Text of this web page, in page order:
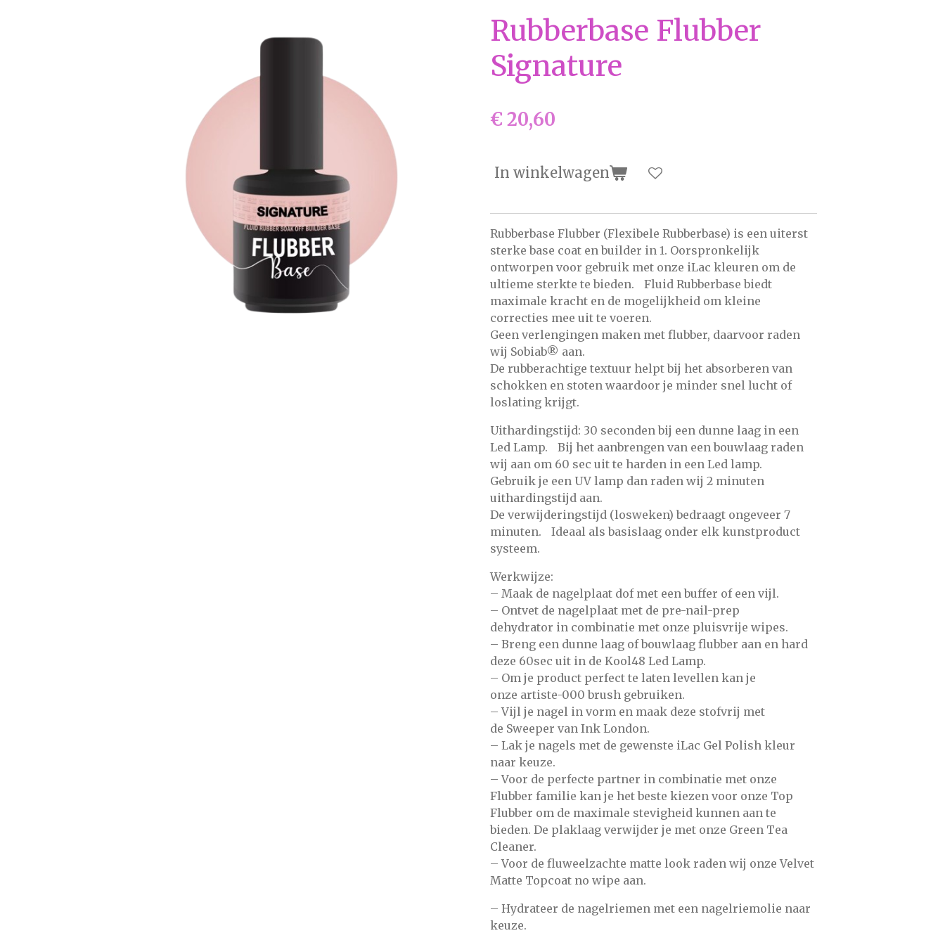
Rubberbase Flubber
Signature
€ 20,60
In winkelwagen
Rubberbase Flubber (Flexibele Rubberbase) is een uiterst
sterke base coat en builder in 1. Oorspronkelijk
ontworpen voor gebruik met onze iLac kleuren om de
ultieme sterkte te bieden. Fluid Rubberbase biedt
maximale kracht en de mogelijkheid om kleine
correcties mee uit te voeren.
Geen verlengingen maken met flubber, daarvoor raden
wij Sobiab® aan.
De rubberachtige textuur helpt bij het absorberen van
schokken en stoten waardoor je minder snel lucht of
loslating krijgt.
Uithardingstijd: 30 seconden bij een dunne laag in een
Led Lamp. Bij het aanbrengen van een bouwlaag raden
wij aan om 60 sec uit te harden in een Led lamp.
Gebruik je een UV lamp dan raden wij 2 minuten
uithardingstijd aan.
De verwijderingstijd (losweken) bedraagt ongeveer 7
minuten. Ideaal als basislaag onder elk kunstproduct
systeem.
Werkwijze:
– Maak de nagelplaat dof met een buffer of een vijl.
– Ontvet de nagelplaat met de pre-nail-prep
dehydrator in combinatie met onze pluisvrije wipes.
– Breng een dunne laag of bouwlaag flubber aan en hard
deze 60sec uit in de Kool48 Led Lamp.
– Om je product perfect te laten levellen kan je
onze artiste-000 brush gebruiken.
– Vijl je nagel in vorm en maak deze stofvrij met
de Sweeper van Ink London.
– Lak je nagels met de gewenste iLac Gel Polish kleur
naar keuze.
– Voor de perfecte partner in combinatie met onze
Flubber familie kan je het beste kiezen voor onze Top
Flubber om de maximale stevigheid kunnen aan te
bieden. De plaklaag verwijder je met onze Green Tea
Cleaner.
– Voor de fluweelzachte matte look raden wij onze Velvet
Matte Topcoat no wipe aan.
– Hydrateer de nagelriemen met een nagelriemolie naar
keuze.